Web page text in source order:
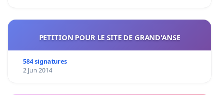
PETITION POUR LE SITE DE GRAND'ANSE
584 signatures
2 Jun 2014